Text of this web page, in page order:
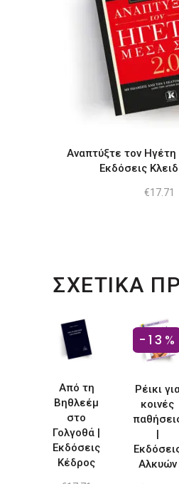
Αναπτύξτε τον
Εκδόσεις
€17.71
ΣΧΕΤΙΚΑ
Από τη
Βηθλεέμ
στο
Γολγοθά |
Εκδόσεις
Κέδρος
-13%
Ρέικι
κοινές
|
Αλκυών